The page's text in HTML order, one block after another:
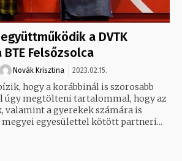
a DVTK
Felsőzsolca
Novák Krisztina 2023.02.15.
hogy a korábbinál is szorosabb
úgy megtölteni tartalommal, hogy az
valamint a gyerekek számára is
lesz. Újabb megyei egyesülettel kötött partneri...